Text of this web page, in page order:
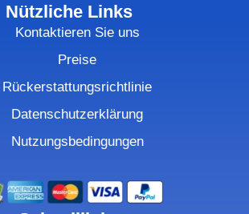
Nützliche Links
Kontaktieren Sie uns
Preise
Rückerstattungsrichtlinie
Datenschutzerklärung
Nutzungsbedingungen